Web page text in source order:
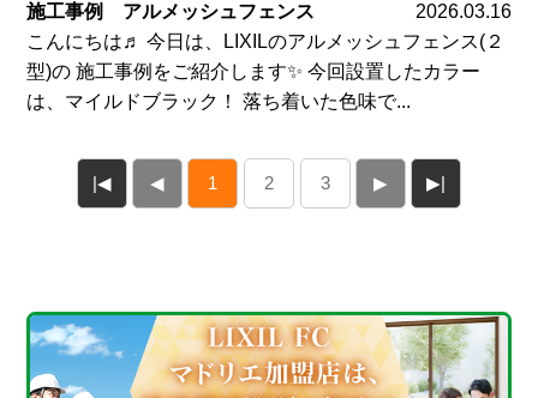
施工事例 アルメッシュフェンス
2026.03.16
こんにちは♬ 今日は、LIXILのアルメッシュフェンス(２
型)の 施工事例をご紹介します✨ 今回設置したカラー
は、マイルドブラック！ 落ち着いた色味で...
|◀ ◀ 1 2 3 ▶ ▶|